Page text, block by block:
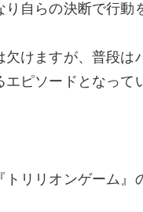
自らの決断で行動
けますが、普段
ピソードとなって
リリオンゲーム